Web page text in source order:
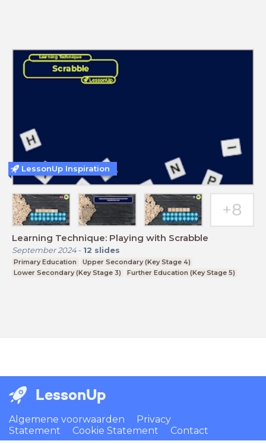
Learning Technique: Playing with Scrabble
September 2024- 12 slides
Primary Education
Upper Secondary (Key Stage 4)
Lower Secondary (Key Stage 3)
Further Education (Key Stage 5)
LessonUp Inspiration
LessonUp
Algemene voorwaarden
Privacy
Statement
Cookie Statement Contact